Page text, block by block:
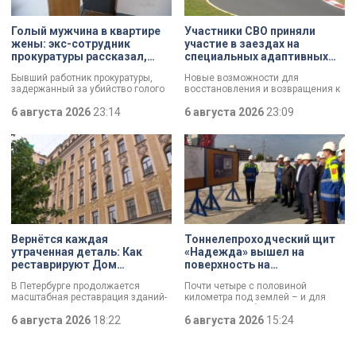
Голый мужчина в квартире
жены: экс-сотрудник
прокуратуры рассказал,
Бывший работник прокуратуры,
задержанный за убийство голого
которые толкнули его на страшное
преступление. Два года назад он
вынес мертвеца из дома на улице
Луначарского, выдавая
бездыханного мужчину за
изрядно перебравшего приятеля.
6 августа 2026 23:14
Участники СВО приняли
участие в заездах на
специальных адаптивных
Новые возможности для
восстановления и возвращения к
фонда «СВОй дом» в Петербурге
встретились с участниками
специальной военной операции,
которые сейчас проходят курс
реабилитации. Главным событием
дня стали заезды на специальных
адаптивных карт-машинах, где
ветераны смогли лично
протестировать технику и
почувствовать скорость.
6 августа 2026 23:09
Вернётся каждая
утраченная деталь: Как
реставрируют Дом
Святого Николая на улице
Марата
В Петербурге продолжается
масштабная реставрация зданий-
губернаторской программы.
Специалисты обновляют не
6 августа 2026 18:22
Тоннелепроходческий щит
«Надежда» вышел на
поверхность на
Почти четыре с половиной
километра под землей – и для
«Надежды» забрезжил свет:
проходческий щит вышел на
поверхность. О ходе работ у
6 августа 2026 15:24